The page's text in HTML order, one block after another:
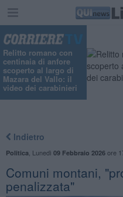
Relitto romano con
centinaia di anfore
scoperto al largo di
Mazara del Vallo: il
video dei carabinieri
Indietro
Politica Lunedì 09 Febbraio 2026ore
Comuni montani,
penalizzata"